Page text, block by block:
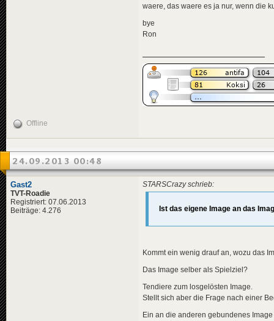
waere, das waere es ja nur, wenn die
bye
Ron
Offline
24.09.2013 00:48
Gast2
TVT-Roadie
Registriert: 07.06.2013
Beiträge: 4.276
STARSCrazy schrieb:
Ist das eigene Image an das
Kommt ein wenig drauf an, wozu das
Das Image selber als Spielziel?
Tendiere zum losgelösten Image.
Stellt sich aber die Frage nach einer
Ein an die anderen gebundenes